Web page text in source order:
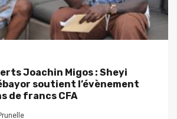
Joachin Migos : Sheyi
soutient l’évènement
de francs CFA